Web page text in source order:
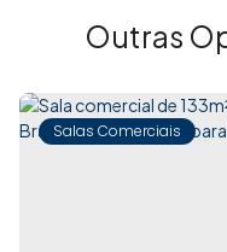
Outras
Salas Comerciais